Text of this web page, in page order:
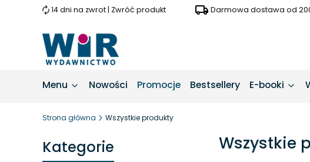
14 dni na zwrot | Zwróć produkt Darmowa dostawa od
Menu Nowości Promocje Bestsellery E-booki
Strona główna Wszystkie produkty
Kategorie Wszystkie